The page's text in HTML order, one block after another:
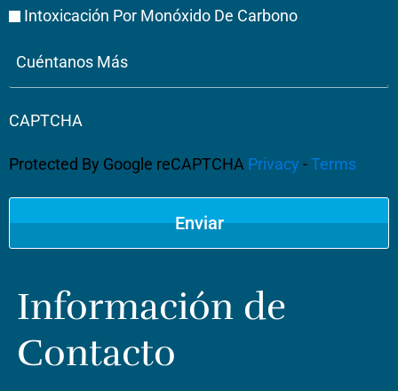
Intoxicación Por Monóxido De Carbono
Más
CAPTCHA
Protected By Google reCAPTCHA Privacy -Terms
Información de
Contacto